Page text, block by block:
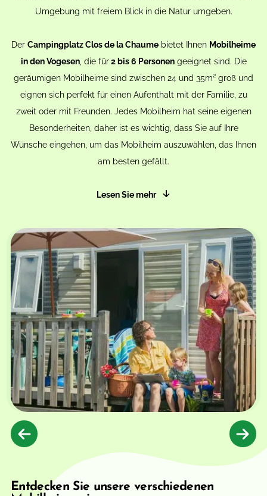
Umgebung mit freiem Blick in die Natur umgeben.
Der Campingplatz Clos de la Chaume bietet Ihnen Mobilheime
in den Vogesen, die für2 bis 6 Personengeeignet sind. Die
geräumigen Mobilheime sind zwischen 24 und 35m² groß und
eignen sich perfekt für einen Aufenthalt mit der Familie, zu
zweit oder mit Freunden. Jedes Mobilheim hat seine eigenen
Besonderheiten, daher ist es wichtig, dass Sie auf Ihre
Wünsche eingehen, um das Mobilheim auszuwählen, das Ihnen
am besten gefällt.
Lesen Sie mehr
Entdecken Sie unsere verschiedenen